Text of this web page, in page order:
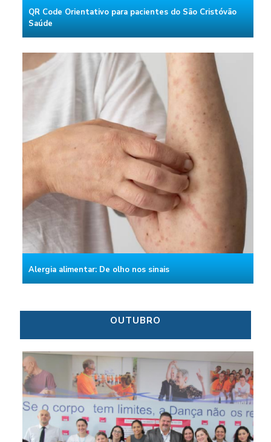
QR Code Orientativo para pacientes do São Cristóvão
Saúde
Alergia alimentar: De olho nos sinais
OUTUBRO